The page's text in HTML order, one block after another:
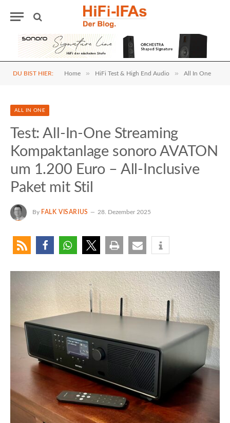
DU BIST HIER: Home » HiFi Test & High End Audio » All In One
ALL IN ONE
Test: All-In-One Streaming
Kompaktanlage sonoro AVATON
um 1.200 Euro – All-Inclusive
Paket mit Stil
By FALK VISARIUS 28. Dezember 2025